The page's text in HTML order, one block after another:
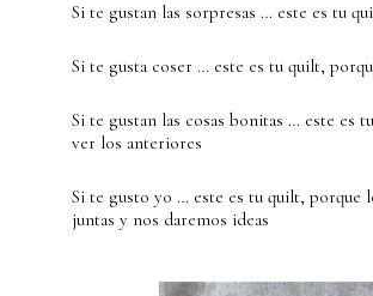
Si te gustan las sorpresas … este es tu
Si te gusta coser … este es tu quilt,
Si te gustan las cosas bonitas … este es
ver los anteriores
Si te gusto yo … este es tu quilt, porque
juntas y nos daremos ideas